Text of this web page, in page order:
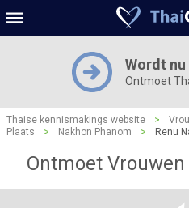
Wordt
Ontmoet
Thaise kennismakings website >
Plaats
> Nakhon Phanom > Renu
Ontmoet